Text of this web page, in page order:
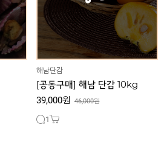
해남단감
[공동구매] 해남 단감 10kg
39,000원 46,000원
1